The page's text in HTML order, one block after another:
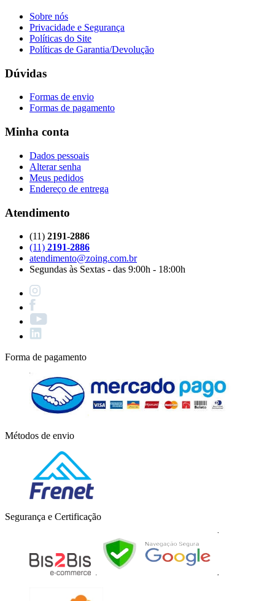
Sobre nós
Privacidade e Segurança
Políticas do Site
Políticas de Garantia/Devolução
Dúvidas
Formas de envio
Formas de pagamento
Minha conta
Dados pessoais
Alterar senha
Meus pedidos
Endereço de entrega
Atendimento
(11) 2191-2886
(11) 2191-2886
atendimento@zoing.com.br
Segundas às Sextas - das 9:00h - 18:00h
Forma de pagamento
Métodos de envio
Segurança e Certificação